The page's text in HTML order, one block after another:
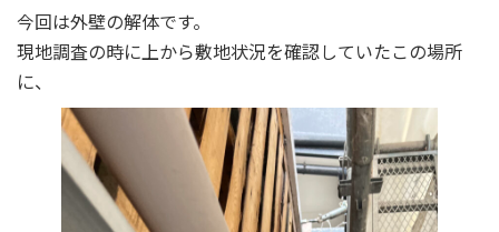
今回は外壁の解体です。
現地調査の時に上から敷地状況を確認していたこの場所
に、